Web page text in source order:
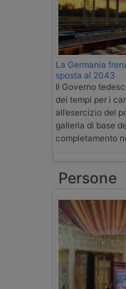
La Germania
sposta al 2043
Il Governo
dei tempi per i
all’esercizio del
galleria di base
completamento
Persone